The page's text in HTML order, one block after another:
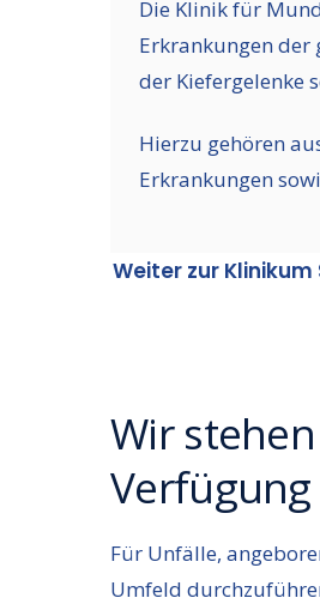
Die Klinik für
Erkrankungen der
der Kiefergelenke
Hierzu gehören
Erkrankungen
Weiter zur Klinikum
Wir
Verfügung
Für Unfälle,
Umfeld